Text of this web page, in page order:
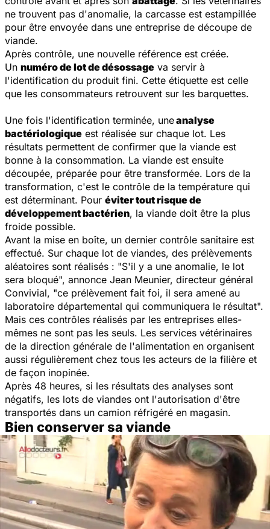
ne trouvent pas d'anomalie, la carcasse est estampillée
pour être envoyée dans une entreprise de découpe de
viande.
Après contrôle, une nouvelle référence est créée.
Un numéro de lot de désossage va servir à
l'identification du produit fini. Cette étiquette est celle
que les consommateurs retrouvent sur les barquettes.
Une fois l'identification terminée, uneanalyse
bactériologique est réalisée sur chaque lot. Les
résultats permettent de confirmer que la viande est
bonne à la consommation. La viande est ensuite
découpée, préparée pour être transformée. Lors de la
transformation, c'est le contrôle de la température qui
est déterminant. Pour éviter tout risque de
développement bactérien, la viande doit être la plus
froide possible.
Avant la mise en boîte, un dernier contrôle sanitaire est
effectué. Sur chaque lot de viandes, des prélèvements
aléatoires sont réalisés : "S'il y a une anomalie, le lot
sera bloqué", annonce Jean Meunier, directeur général
Convivial, "ce prélèvement fait foi, il sera amené au
laboratoire départemental qui communiquera le résultat".
Mais ces contrôles réalisés par les entreprises elles-
mêmes ne sont pas les seuls. Les services vétérinaires
de la direction générale de l'alimentation en organisent
aussi régulièrement chez tous les acteurs de la filière et
de façon inopinée.
Après 48 heures, si les résultats des analyses sont
négatifs, les lots de viandes ont l'autorisation d'être
transportés dans un camion réfrigéré en magasin.
Bien conserver sa viande